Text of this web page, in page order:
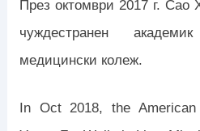
През октомври 2017 г. Cao
чуждестранен
медицински колеж.
In Oct 2018, the